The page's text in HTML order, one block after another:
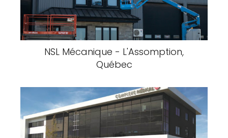
NSL Mécanique - L'Assomption,
Québec